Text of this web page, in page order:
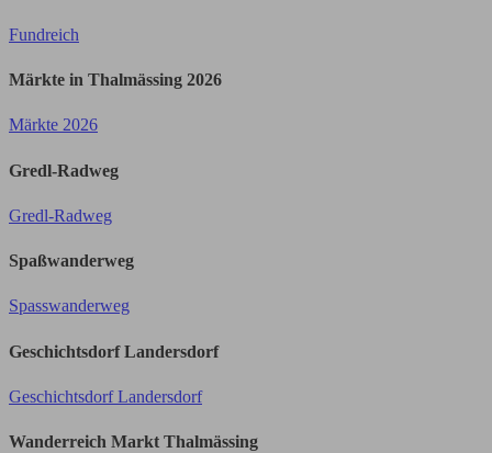
Fundreich
Märkte in Thalmässing 2026
Märkte 2026
Gredl-Radweg
Gredl-Radweg
Spaßwanderweg
Spasswanderweg
Geschichtsdorf Landersdorf
Geschichtsdorf Landersdorf
Wanderreich Markt Thalmässing